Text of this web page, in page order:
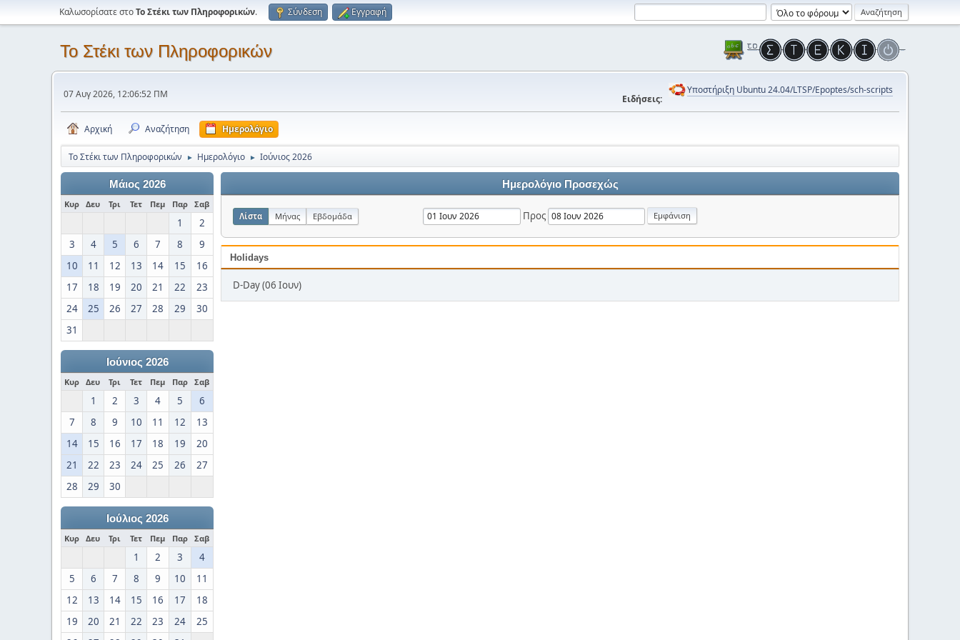
Καλωσορίσατε στοΤο Στέκι των Πληροφορικών. Σύνδεση Εγγραφή
Το Στέκι των Πληροφορικών
07 Αυγ 2026, 12:06:52 ΠΜ Ειδήσεις:
Υποστήριξη Ubuntu 24.04/LTSP/Epoptes/sch-scripts
Αρχική Αναζήτηση Ημερολόγιο
Το Στέκι των Πληροφορικών ► Ημερολόγιο ► Ιούνιος 2026
Μάιος 2026
Κυρ Δευ Τρι Τετ Πεμ Παρ Σαβ
1
2
3
4 5 6 7 8
9
10
11 12 13 14 15
16
17
18 19 20 21 22
23
24
25 26 27 28 29
30
31
Ιούνιος 2026
Κυρ Δευ Τρι Τετ Πεμ Παρ Σαβ
1 2 3 4 5
6
7
8 9 10 11 12
13
14
15 16 17 18 19
20
21
22 23 24 25 26
27
28
29 30
Ιούλιος 2026
Κυρ Δευ Τρι Τετ Πεμ Παρ Σαβ
1 2 3
4
5
6 7 8 9 10
11
12
13 14 15 16 17
18
19
20 21 22 23 24
25
Ημερολόγιο Προσεχώς
Λίστα Μήνας Εβδομάδα Προς
Holidays
D-Day (06 Ιουν)